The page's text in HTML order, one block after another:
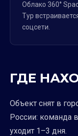
Облако 360°
Тур
соцсети.
ГДЕ
Объект снят в
России: команда
уходит 1–3 дня.